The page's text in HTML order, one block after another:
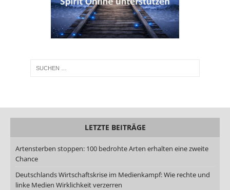
LETZTE BEITRÄGE
Artensterben stoppen: 100 bedrohte Arten erhalten eine zweite
Chance
Deutschlands Wirtschaftskrise im Medienkampf: Wie rechte und
linke Medien Wirklichkeit verzerren